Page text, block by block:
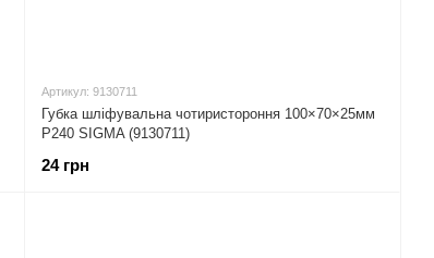
Артикул: 9130711
Губка шліфувальна чотиристороння 100×70×25мм
P240 SIGMA (9130711)
24 грн